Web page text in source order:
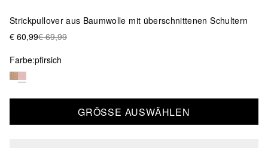
Strickpullover aus Baumwolle mit überschnittenen Schultern
€ 60,99€ 69,99
Farbe:pfirsich
GRÖSSE AUSWÄHLEN